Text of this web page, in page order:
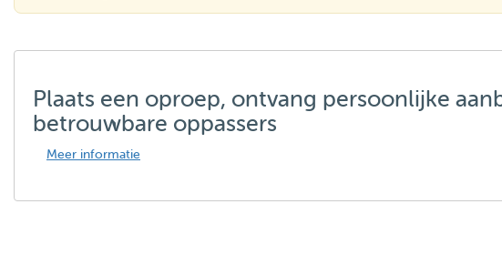
Plaats een oproep, ontvang persoonlijke
betrouwbare oppassers
Meer informatie